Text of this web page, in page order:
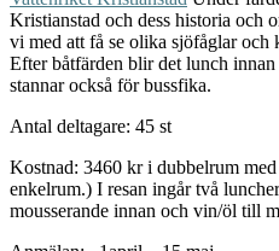
Kristianstad och dess historia och
vi med att få se olika sjöfåglar och
Efter båtfärden blir det lunch
stannar också för bussfika.
Antal deltagare: 45 st
Kostnad: 3460 kr i dubbelrum
enkelrum.) I resan ingår två
mousserande innan och vin/öl till